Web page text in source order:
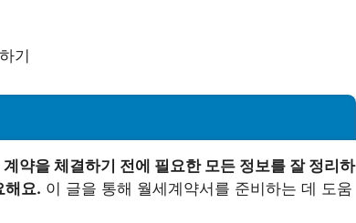
기
계약을 체결하기 전에 필요한 모든 정보를 잘 정리하
해요. 이 글을 통해 월세계약서를 준비하는 데 도움